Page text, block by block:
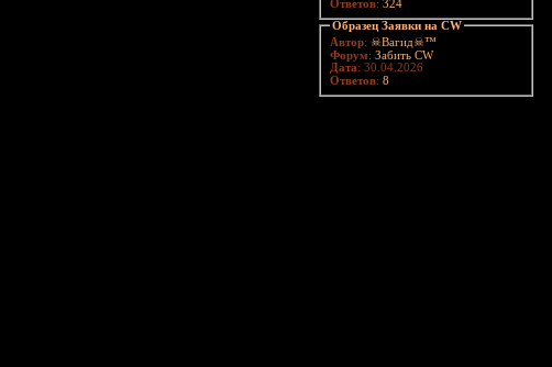
Ответов: 324
Образец Заявки на CW
Автор: ☠Вагид☠™
Форум: Забить CW
Дата: 30.04.2026
Ответов: 8